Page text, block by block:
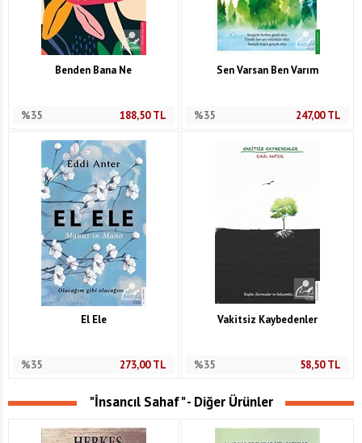
Benden Bana Ne
%35 188,50TL
Sen Varsan Ben Varım
%35 247,00TL
El Ele
%35 273,00TL
Vakitsiz Kaybedenler
%35 58,50TL
"İnsancıl Sahaf" - Diğer Ürünler